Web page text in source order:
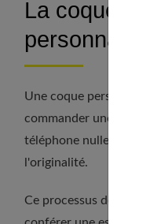
La coque
Une coque
commander une ou
téléphone nulle part
l'originalité.
Ce processus de